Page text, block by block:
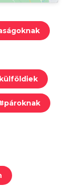
külföldiek
pároknak